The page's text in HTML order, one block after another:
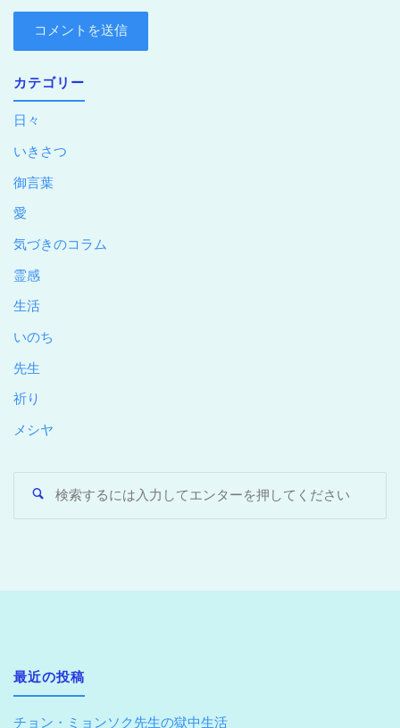
カテゴリー
日々
いきさつ
御言葉
愛
気づきのコラム
霊感
生活
いのち
先生
祈り
メシヤ
最近の投稿
チョン・ミョンソク先生の獄中生活